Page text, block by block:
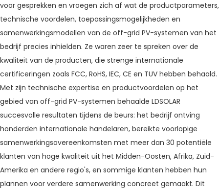
voor gesprekken en vroegen zich af wat de productparameters,
technische voordelen, toepassingsmogelijkheden en
samenwerkingsmodellen van de off-grid PV-systemen van het
bedrijf precies inhielden. Ze waren zeer te spreken over de
kwaliteit van de producten, die strenge internationale
certificeringen zoals FCC, RoHS, IEC, CE en TUV hebben behaald.
Met zijn technische expertise en productvoordelen op het
gebied van off-grid PV-systemen behaalde LDSOLAR
succesvolle resultaten tijdens de beurs: het bedrijf ontving
honderden internationale handelaren, bereikte voorlopige
samenwerkingsovereenkomsten met meer dan 30 potentiële
klanten van hoge kwaliteit uit het Midden-Oosten, Afrika, Zuid-
Amerika en andere regio's, en sommige klanten hebben hun
plannen voor verdere samenwerking concreet gemaakt. Dit